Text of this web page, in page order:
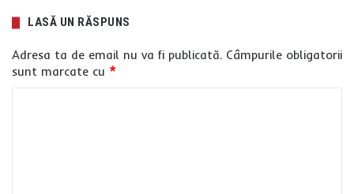
LASĂ UN RĂSPUNS
Adresa ta de email nu va fi publicată. Câmpurile obligatorii
sunt marcate cu *